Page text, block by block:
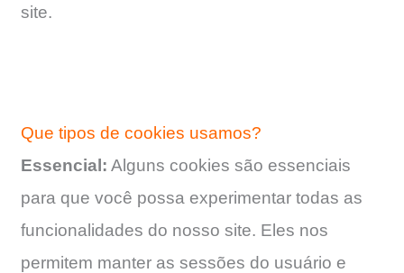
site.
Que tipos de cookies usamos?
Essencial: Alguns cookies são essenciais
para que você possa experimentar todas as
funcionalidades do nosso site. Eles nos
permitem manter as sessões do usuário e